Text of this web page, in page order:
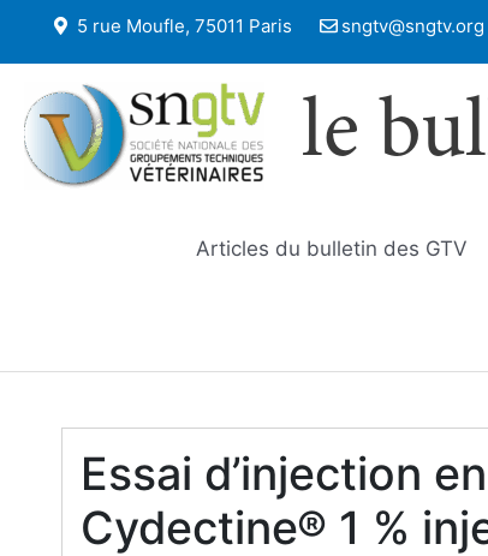
5 rue Moufle, 75011 Paris sngtv@sngtv.org
le
Articles du bulletin des GTV
Essai d’injection
Cydectine® 1 %